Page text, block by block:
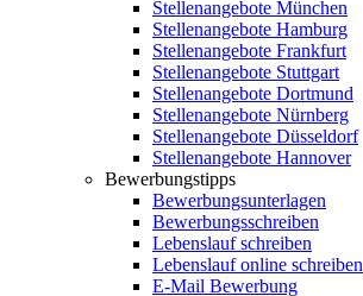
Stellenangebote München
Stellenangebote Hamburg
Stellenangebote Frankfurt
Stellenangebote Stuttgart
Stellenangebote Dortmund
Stellenangebote Nürnberg
Stellenangebote Düsseldorf
Stellenangebote Hannover
Bewerbungstipps
Bewerbungsunterlagen
Bewerbungsschreiben
Lebenslauf schreiben
Lebenslauf online schreiben
E-Mail Bewerbung